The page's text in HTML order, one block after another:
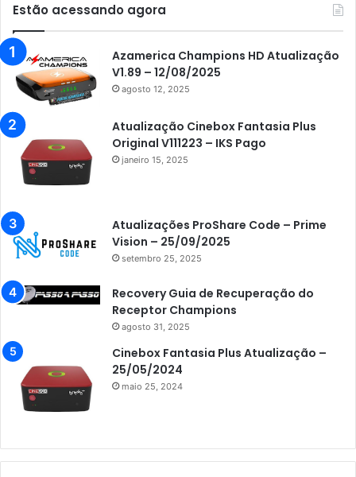
Estão acessando agora
Azamerica Champions HD Atualização
V1.89 – 12/08/2025
agosto 12, 2025
Atualização Cinebox Fantasia Plus
Original V111223 – IKS Pago
janeiro 15, 2025
Atualizações ProShare Code – Prime
Vision – 25/09/2025
setembro 25, 2025
Recovery Guia de Recuperação do
Receptor Champions
agosto 31, 2025
Cinebox Fantasia Plus Atualização –
25/05/2024
maio 25, 2024